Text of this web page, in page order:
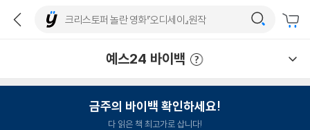
예스24 바이백
금주의 바이백 확인하세요!
다 읽은 책 최고가로 삽니다!